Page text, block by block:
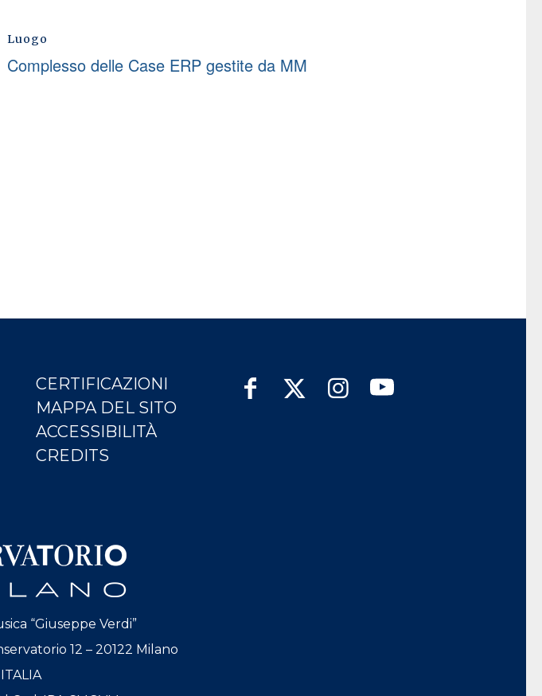
Luogo
Complesso delle Case ERP gestite da MM
CERTIFICAZIONI
MAPPA DEL SITO
ACCESSIBILITÀ
CREDITS
“Giuseppe Verdi”
12 – 20122 Milano